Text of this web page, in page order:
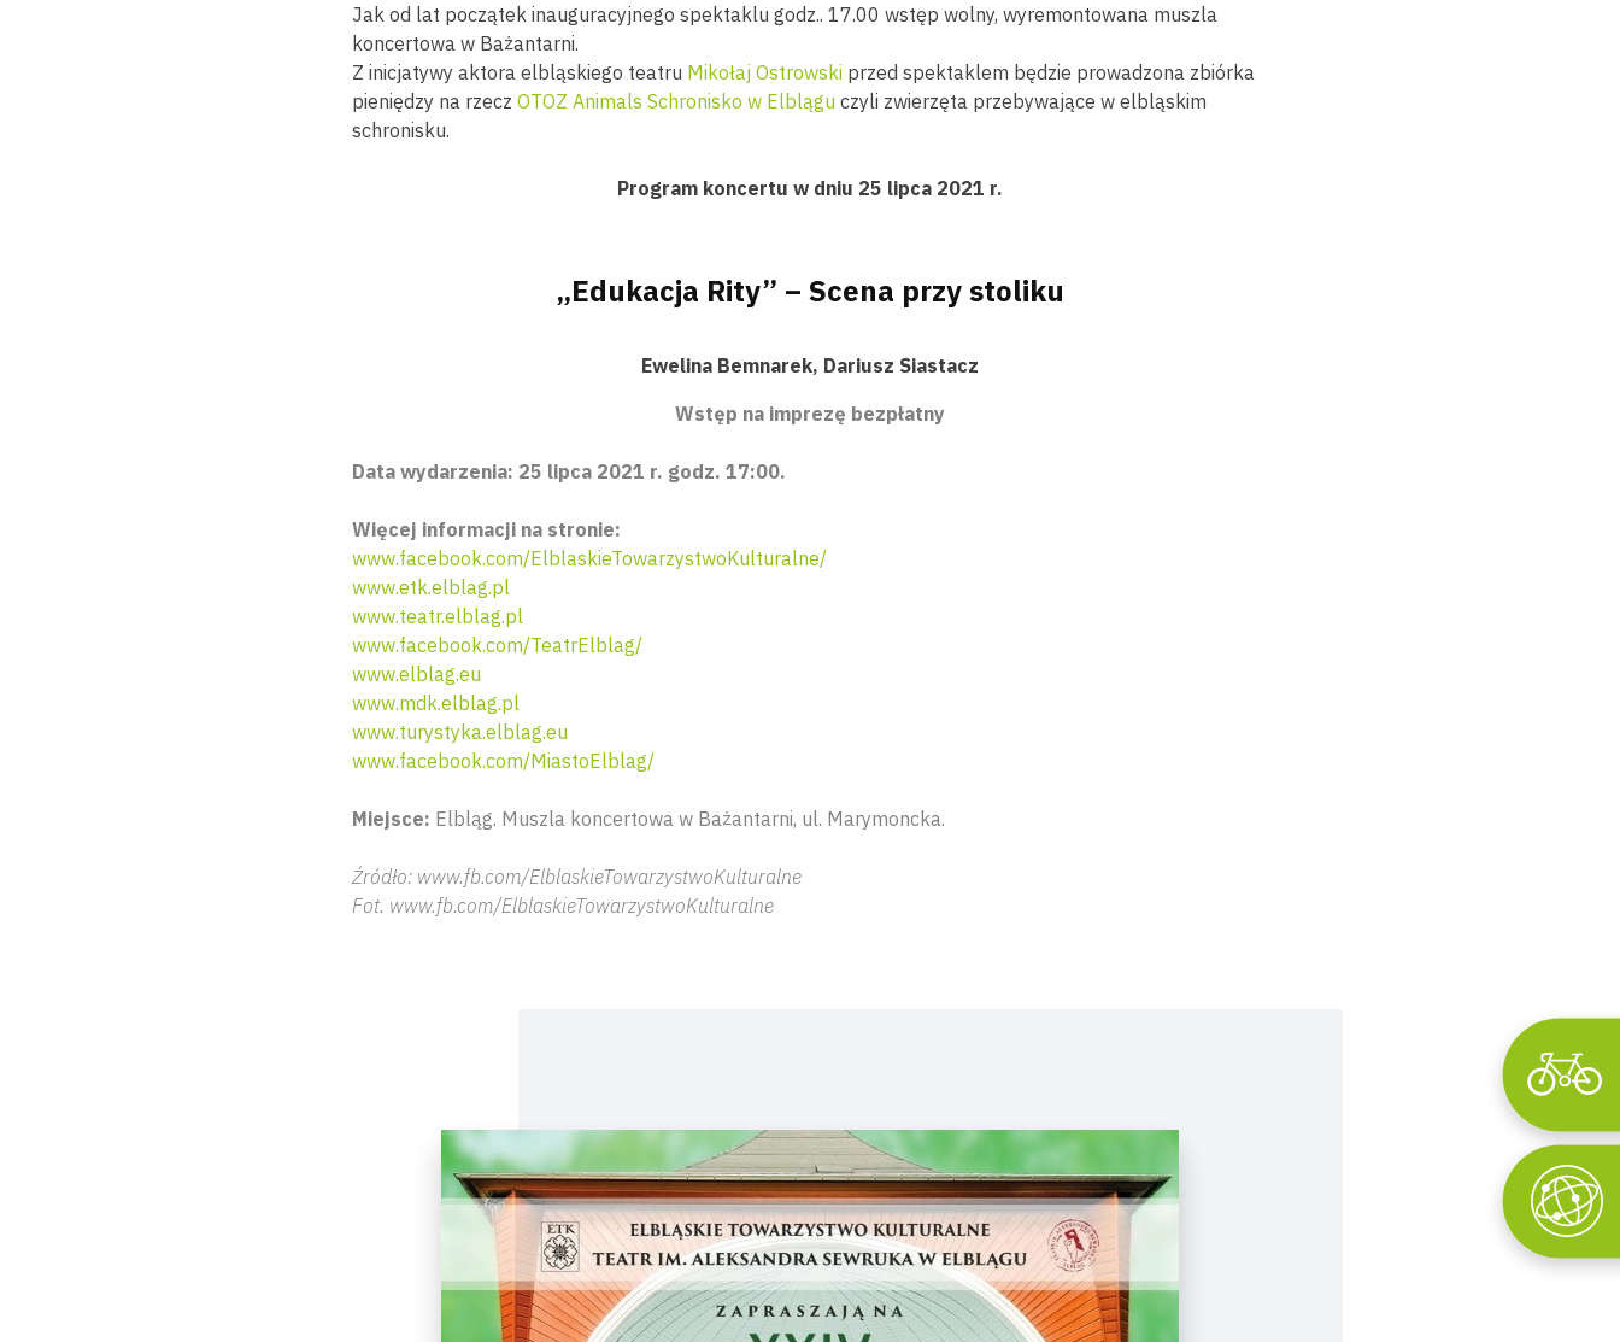
Jak od lat początek inauguracyjnego spektaklu godz.. 17.00 wstęp wolny, wyremontowana muszla
koncertowa w Bażantarni.
Z inicjatywy aktora elbląskiego teatru Mikołaj Ostrowski przed spektaklem będzie prowadzona zbiórka
pieniędzy na rzecz OTOZ Animals Schronisko w Elblągu czyli zwierzęta przebywające w elbląskim
schronisku.
Program koncertu w dniu 25 lipca 2021 r.
„Edukacja Rity” – Scena przy stoliku
Ewelina Bemnarek, Dariusz Siastacz
Wstęp na imprezę bezpłatny
Data wydarzenia: 25 lipca 2021 r. godz. 17:00.
Więcej informacji na stronie:
www.facebook.com/ElblaskieTowarzystwoKulturalne/
www.etk.elblag.pl
www.teatr.elblag.pl
www.facebook.com/TeatrElblag/
www.elblag.eu
www.mdk.elblag.pl
www.turystyka.elblag.eu
www.facebook.com/MiastoElblag/
Miejsce: Elbląg. Muszla koncertowa w Bażantarni, ul. Marymoncka.
Źródło: www.fb.com/ElblaskieTowarzystwoKulturalne
Fot. www.fb.com/ElblaskieTowarzystwoKulturalne
Wyszukaj